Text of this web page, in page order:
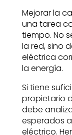
Mejorar la
una tarea
tiempo. No
la red, sino
eléctrica
la energía.
Si tiene
propietario
debe
esperados
eléctrico.